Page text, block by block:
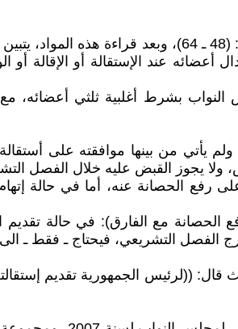
يتناول الدستور العراقي النافذ لسنة 2005 "السلطة
بشرط أغلبية ثلثي أعضائه، مع
ولا يجوز القبض عليه خلال الفصل
رفع الحصانة عنه، أما في حالة
مع الفارق): في حالة تقديم
الفصل التشريعي، فيحتاج ـ فقط ـ
الى إستقالة رئيس الجمهورية في المادة (75) منه، حيث